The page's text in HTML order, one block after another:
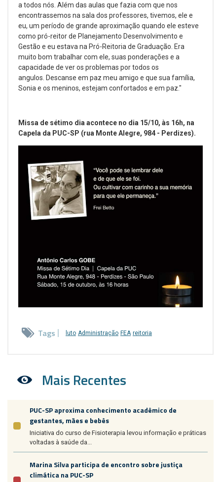
a todos nós. Além das aulas que fazia com que nos
encontrassemos na sala dos professores, tivemos, ele e
eu, um período de grande aproximação quando ele esteve
como pró-reitor de Planejamento Desenvolvimento e
Gestão e eu estava na Pró-Reitoria de Graduação. Era
muito bom trabalhar com ele, suas ponderações e a
capacidade de ver os problemas por todos os
angulos. Descanse em paz meu amigo e que sua família,
Sonia e os meninos, estejam confortados e em paz."
Missa de sétimo dia acontece no dia 15/10, às 16h, na
Capela da PUC-SP (rua Monte Alegre, 984 - Perdizes).
Tags luto Administração FEA reitoria
Mais Recentes
PUC-SP aproxima conhecimento acadêmico de
gestantes, mães e bebês
Iniciativa do curso de Fisioterapia levou informação e práticas
voltadas à saúde da...
Marina Silva participa de encontro sobre justiça
climática na PUC-SP